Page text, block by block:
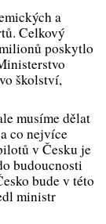
a
Celkový
poskytlo
školství,
musíme dělat
co nejvíce
v Česku je
budoucnosti
bude v této
ministr